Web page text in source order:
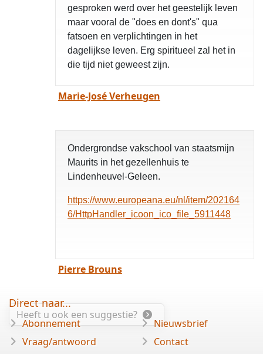
gesproken werd over het geestelijk leven
maar vooral de "does en dont's" qua
fatsoen en verplichtingen in het
dagelijkse leven. Erg spiritueel zal het in
die tijd niet geweest zijn.
Marie-José Verheugen
Ondergrondse vakschool van staatsmijn
Maurits in het gezellenhuis te
Lindenheuvel-Geleen.
https://www.europeana.eu/nl/item/202164
6/HttpHandler_icoon_ico_file_5911448
Pierre Brouns
Heeft u ook een suggestie?
Direct naar...
Abonnement
Vraag/antwoord
Nieuwsbrief
Contact